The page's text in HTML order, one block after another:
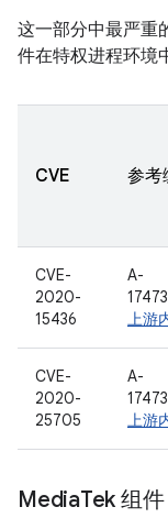
这一部分中最严重
件在特权进程环境
CVE 参考
CVE-
2020-
15436
A-
上游
CVE-
2020-
25705
A-
上游
MediaTek 组件